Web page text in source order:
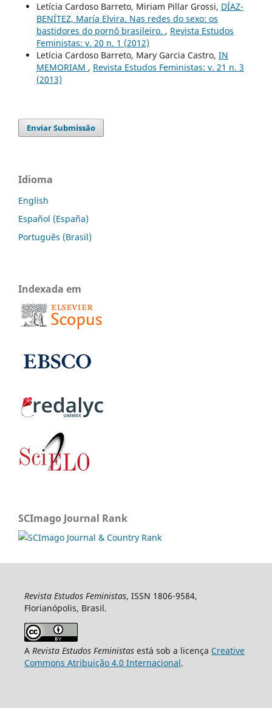
Letícia Cardoso Barreto, Miriam Pillar Grossi, DÍAZ-
BENÍTEZ, María Elvira. Nas redes do sexo: os
bastidores do pornô brasileiro. , Revista Estudos
Feministas: v. 20 n. 1 (2012)
Letícia Cardoso Barreto, Mary Garcia Castro, IN
MEMORIAM , Revista Estudos Feministas: v. 21 n. 3
(2013)
Enviar Submissão
Idioma
English
Español (España)
Português (Brasil)
Indexada em
SCImago Journal Rank
Revista Estudos Feministas, ISSN 1806-9584,
Florianópolis, Brasil.
A Revista Estudos Feministasestá sob a licença Creative
Commons Atribuição 4.0 Internacional.